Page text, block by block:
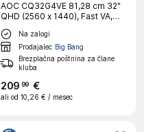
AOC CQ32G4VE 81,28 cm 32"
QHD (2560 x 1440), Fast VA,
1500R, 180Hz gaming ukrivljen
monitorNa zalogi
Prodajalec Big Bang
Brezplačna poštnina za člane
kluba
209 99 €
ali od 10,26 € / mesec